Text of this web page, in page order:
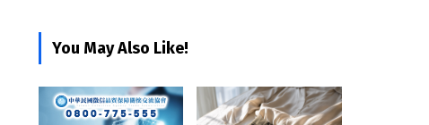
You May Also Like!